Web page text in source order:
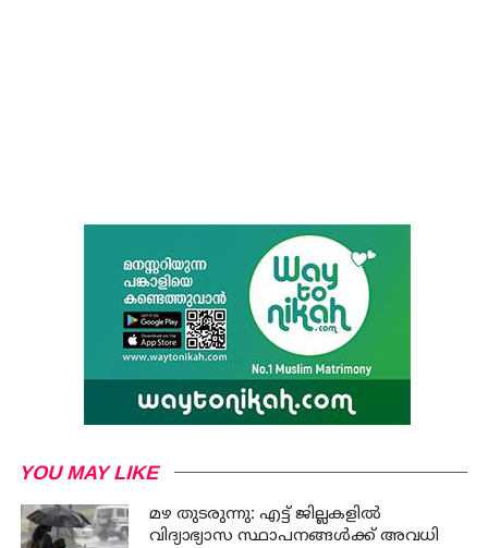
YOU MAY LIKE
മഴ തുടരുന്നു: എട്ട് ജില്ലകളില്‍
വിദ്യാഭ്യാസ സ്ഥാപനങ്ങള്‍ക്ക് അവധി